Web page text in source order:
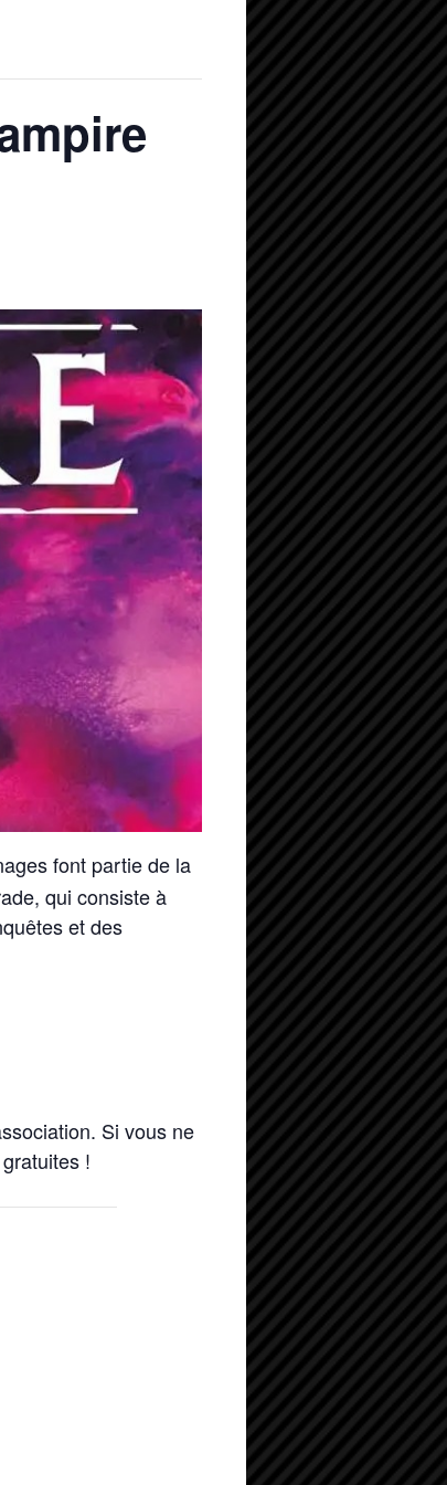
font partie de la
qui consiste à
et des
Si vous ne
!